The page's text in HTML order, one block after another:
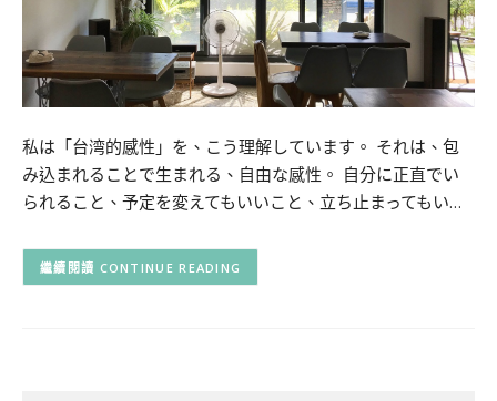
私は「台湾的感性」を、こう理解しています。 それは、包
み込まれることで生まれる、自由な感性。 自分に正直でい
られること、予定を変えてもいいこと、立ち止まってもい…
CONTINUE READING